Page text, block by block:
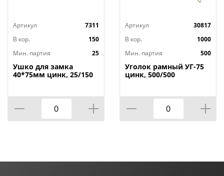
Высота, мм: 90
Материал: Оцинкованная сталь
Модель: KUCIS
Бренд: ОМАКС
Страна изготовитель: Россия
Артикул
7311
В кор.
150
Мин. партия
25
Ушко для замка
40*75мм цинк, 25/150
Артикул
30817
В кор.
1000
Мин. партия
500
Уголок рамный УГ-75
цинк, 500/500